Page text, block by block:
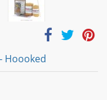
Hoooked